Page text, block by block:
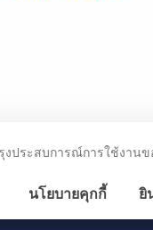
งประสบการณ์การใช้งาน
นโยบายคุกกี้ ยิ